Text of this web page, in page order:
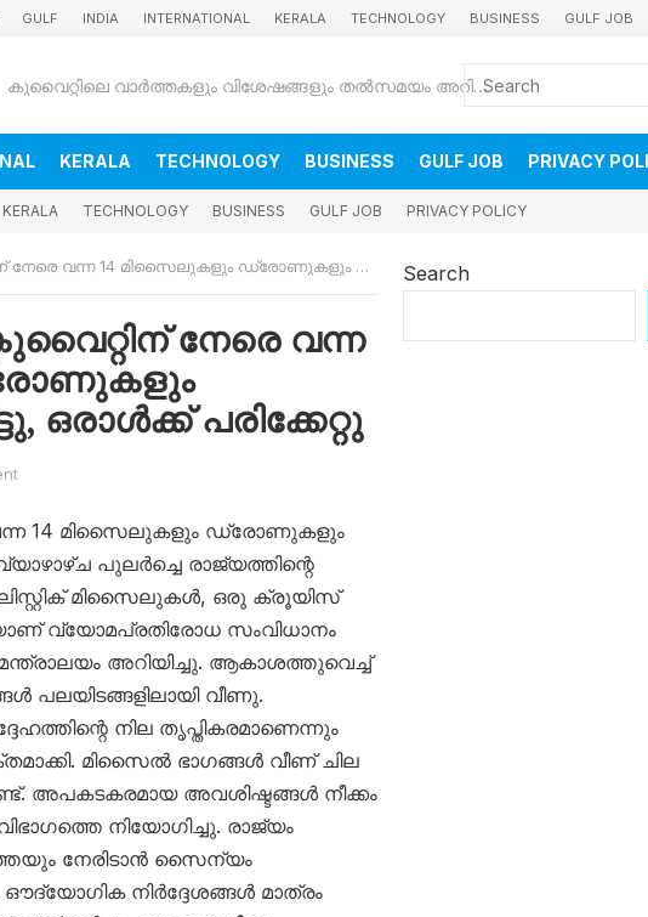
GULF INDIA INTERNATIONAL KERALA TECHNOLOGY BUSINESS GULF JOB
കുവൈറ്റിലെ വാർത്തകളും വിശേഷങ്ങളും തൽസമയം അറിയാൻ
KERALA TECHNOLOGY BUSINESS GULF JOB PRIVACY
KERALA TECHNOLOGY BUSINESS GULF JOB PRIVACY POLICY
മിസൈലുകളും ഡ്രോണുകളും സൈന്യം വെടിവെച്ചിട്ടു, ഒരാൾക്ക് പരിക്കേറ്റു
നേരെ വന്ന
ഒരാൾക്ക് പരിക്കേറ്റു
വന്ന 14 മിസൈലുകളും ഡ്രോണുകളും
പുലർച്ചെ രാജ്യത്തിന്റെ
മിസൈലുകൾ, ഒരു ക്രൂയിസ്
വ്യോമപ്രതിരോധ സംവിധാനം
അറിയിച്ചു. ആകാശത്തുവെച്ച്
പലയിടങ്ങളിലായി വീണു.
നില തൃപ്തികരമാണെന്നും
മിസൈൽ ഭാഗങ്ങൾ വീണ് ചില
അപകടകരമായ അവശിഷ്ടങ്ങൾ നീക്കം
നിയോഗിച്ചു. രാജ്യം
നേരിടാൻ സൈന്യം
നിർദ്ദേശങ്ങൾ മാത്രം
Search